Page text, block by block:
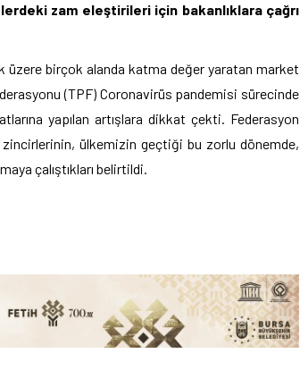
zam eleştirileri için bakanlıklara çağrı
üzere birçok alanda katma değer yaratan market
(TPF) Coronavirüs pandemisi sürecinde
yapılan artışlara dikkat çekti. Federasyon
zincirlerinin, ülkemizin geçtiği bu zorlu dönemde,
çalıştıkları belirtildi.